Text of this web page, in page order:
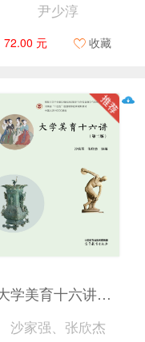
尹少淳
72.00 元 收藏
大学美育十六讲（第二版）
沙家强、张欣杰